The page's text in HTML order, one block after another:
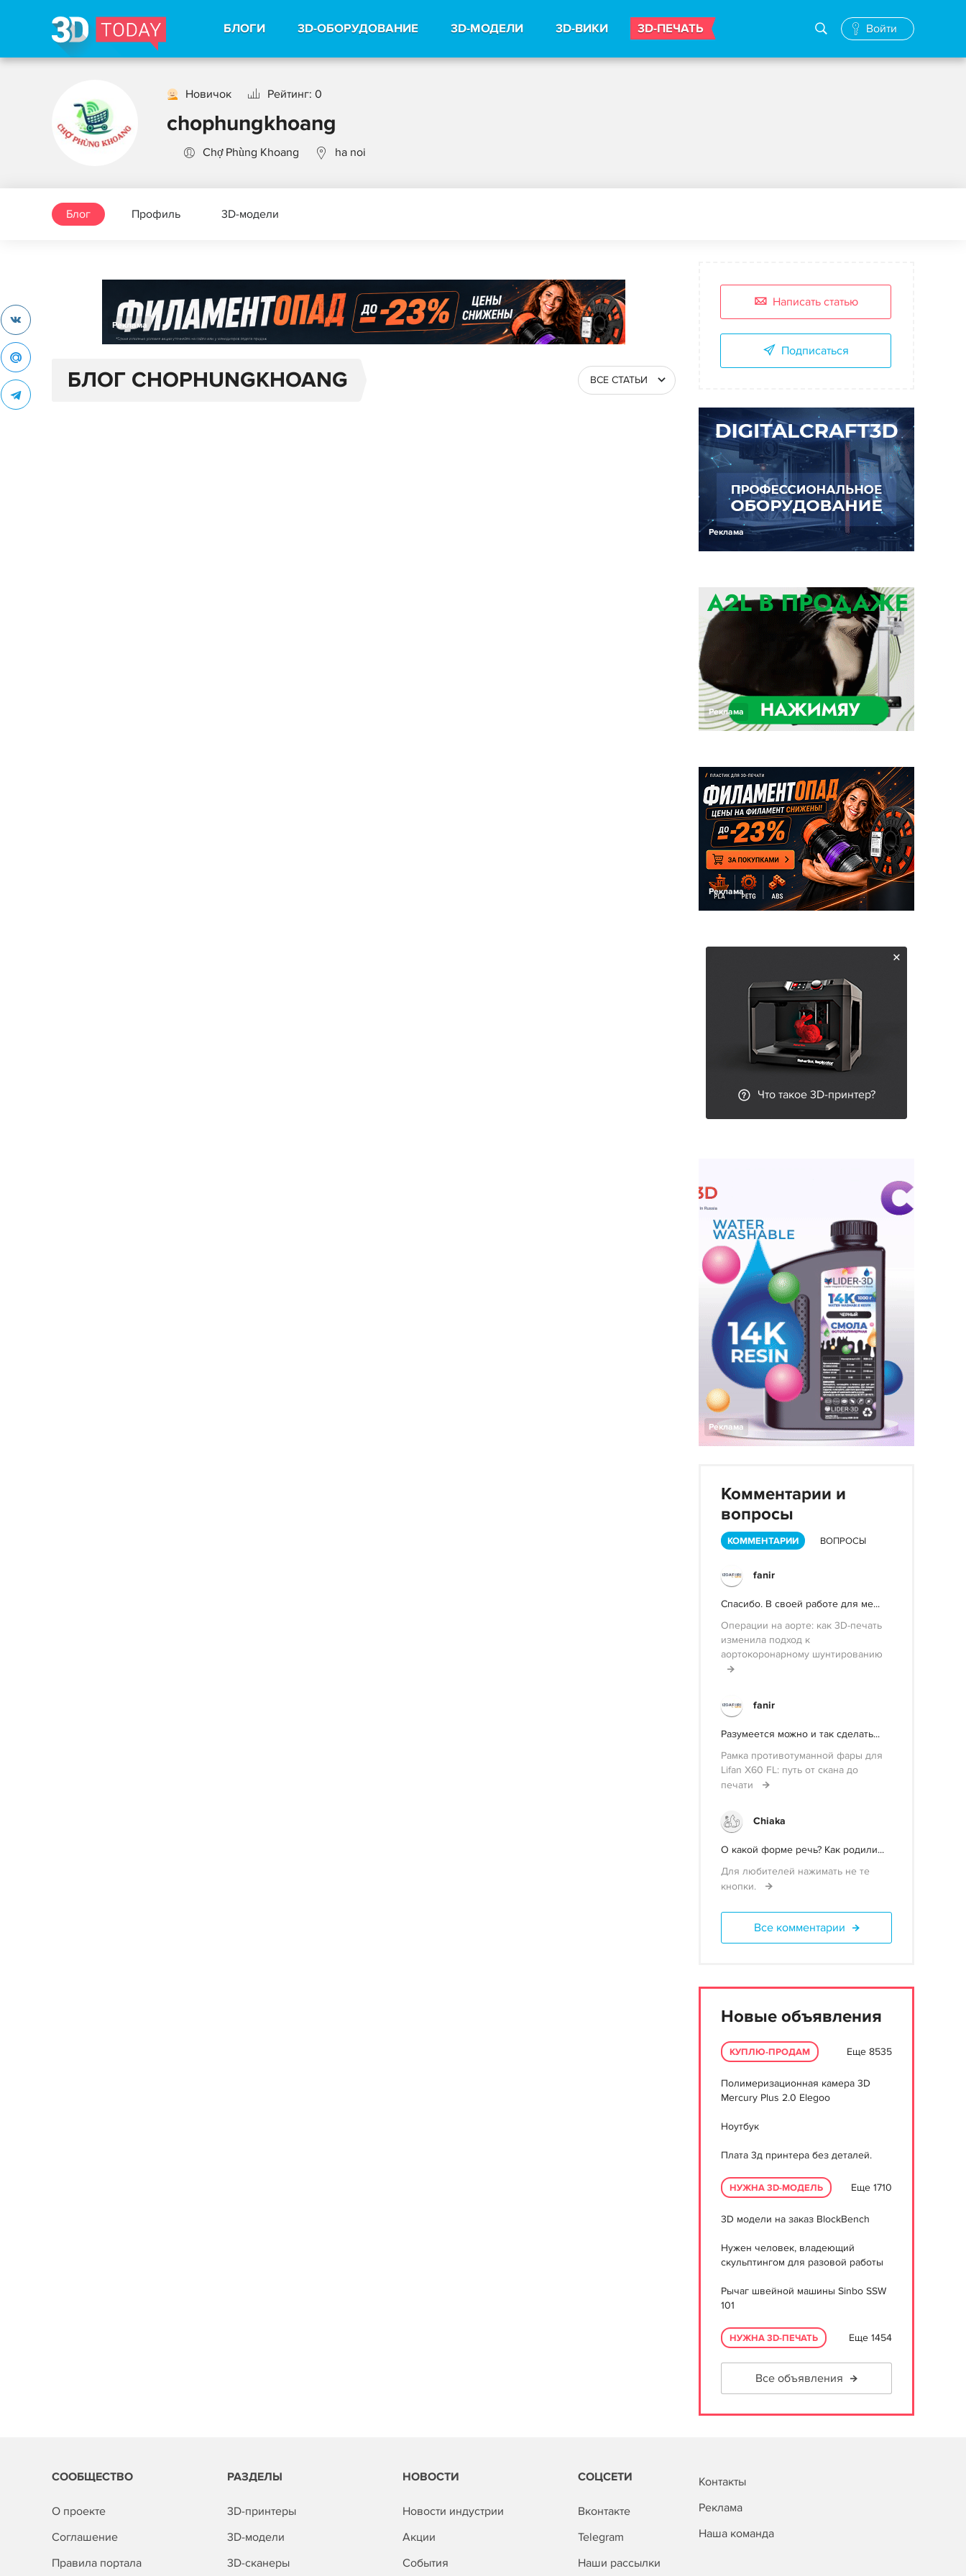
БЛОГИ 3D-ОБОРУДОВАНИЕ 3D-МОДЕЛИ 3D-ВИКИ 3D-ПЕЧАТЬ Войти
Новичок Рейтинг: 0
chophungkhoang
Chợ Phùng Khoang ha noi
Блог Профиль 3D-модели
Реклама
БЛОГ CHOPHUNGKHOANG ВСЕ СТАТЬИ
Написать статью
Подписаться
Реклама
Реклама
Реклама
Что такое 3D-принтер?
Реклама
Комментарии и
вопросы
КОММЕНТАРИИ ВОПРОСЫ
fanir
Спасибо. В своей работе для ме...
Операции на аорте: как 3D-печать
изменила подход к
аортокоронарному шунтированию
fanir
Разумеется можно и так сделать...
Рамка противотуманной фары для
Lifan X60 FL: путь от скана до
печати
Chiaka
О какой форме речь? Как родили...
Для любителей нажимать не те
кнопки.
Все комментарии
Новые объявления
КУПЛЮ-ПРОДАМ Еще 8535
Полимеризационная камера 3D
Mercury Plus 2.0 Elegoo
Ноутбук
Плата 3д принтера без деталей.
НУЖНА 3D-МОДЕЛЬ Еще 1710
3D модели на заказ BlockBench
Нужен человек, владеющий
скульптингом для разовой работы
Рычаг швейной машины Sinbo SSW
101
НУЖНА 3D-ПЕЧАТЬ Еще 1454
Все объявления
СООБЩЕСТВО
О проекте
Соглашение
Правила портала
РАЗДЕЛЫ
3D-принтеры
3D-модели
3D-сканеры
НОВОСТИ
Новости индустрии
Акции
События
СОЦСЕТИ
Вконтакте
Telegram
Наши рассылки
Контакты
Реклама
Наша команда